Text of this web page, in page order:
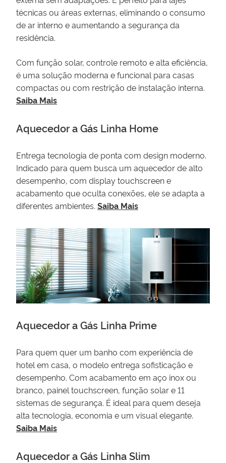
técnicas ou áreas externas, eliminando o consumo
de ar interno e aumentando a segurança da
residência.
Com função solar, controle remoto e alta eficiência,
é uma solução moderna e funcional para casas
compactas ou com restrição de instalação interna.
Saiba Mais
Aquecedor a Gás Linha Home
Entrega tecnologia de ponta com design moderno.
Indicado para quem busca um aquecedor de alto
desempenho, com display touchscreen e
acabamento que oculta conexões, ele se adapta a
diferentes ambientes. Saiba Mais
Aquecedor a Gás Linha Prime
Para quem quer um banho com experiência de
hotel em casa, o modelo entrega sofisticação e
desempenho. Com acabamento em aço inox ou
branco, painel touchscreen, função solar e 11
sistemas de segurança. É ideal para quem deseja
alta tecnologia, economia e um visual elegante.
Saiba Mais
Aquecedor a Gás Linha Slim